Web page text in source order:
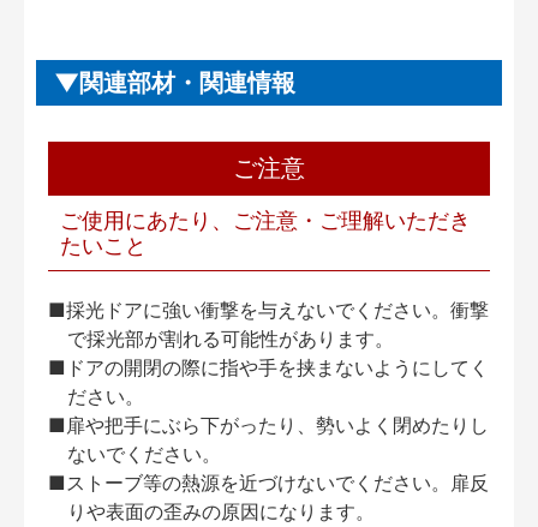
関連部材・関連情報
ご注意
ご使用にあたり、ご注意・ご理解いただき
たいこと
■採光ドアに強い衝撃を与えないでください。衝撃
で採光部が割れる可能性があります。
■ドアの開閉の際に指や手を挟まないようにしてく
ださい。
■扉や把手にぶら下がったり、勢いよく閉めたりし
ないでください。
■ストーブ等の熱源を近づけないでください。扉反
りや表面の歪みの原因になります。